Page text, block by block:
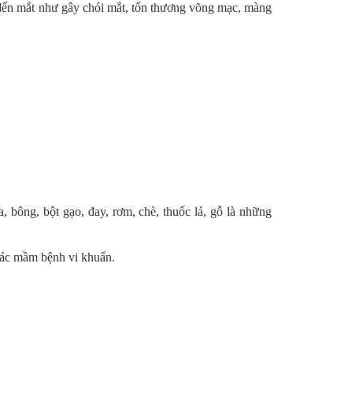
mắt như gây chói mắt, tổn thương võng mạc, màng
bột gạo, đay, rơm, chè, thuốc lá, gỗ là những
mầm bệnh vi khuẩn.